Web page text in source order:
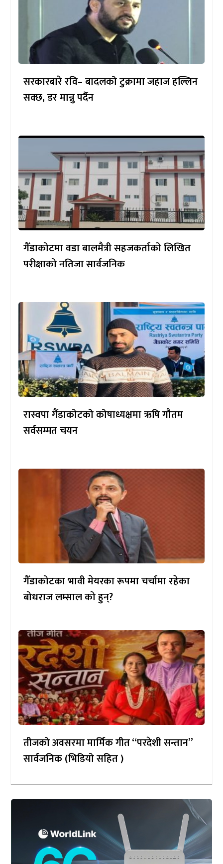
सरकारबारे रवि– बादलको टुक्रामा जहाज हल्लिन
सक्छ, डर मान्नु पर्दैन
गैँडाकोटमा वडा बालमैत्री सहजकर्ताको लिखित
परीक्षाको नतिजा सार्वजनिक
रास्वपा गैंडाकोटको कोषाध्यक्षमा ऋषि गौतम
सर्वसम्मत चयन
गैँडाकोटका भावी मेयरका रूपमा चर्चामा रहेका
बोधराज लम्साल को हुन्?
तीजको अवसरमा मार्मिक गीत “परदेशी सन्तान”
सार्वजनिक (भिडियो सहित )